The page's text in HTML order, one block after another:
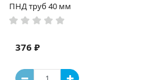
ПНД труб 40 мм
376 ₽